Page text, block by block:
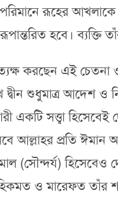
রূহের
হবে। ব্যক্তি
করছেন এই চেতনা
শুধুমাত্র আদেশ
একটি সত্ত্বা
আল্লাহর প্রতি
(সৌন্দর্য) হিসেবেও
ও মারেফত তাঁর